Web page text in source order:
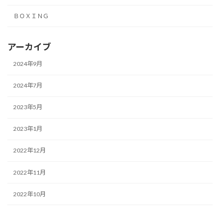
ＢＯＸＩＮＧ
アーカイブ
2024年9月
2024年7月
2023年5月
2023年1月
2022年12月
2022年11月
2022年10月